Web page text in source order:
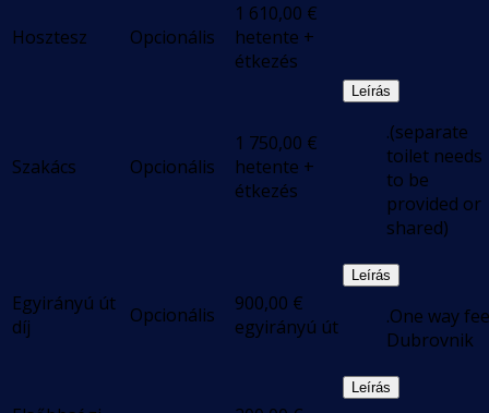
Hosztesz Opcionális
1 610,00 €
hetente +
étkezés
Szakács Opcionális
1 750,00 €
hetente +
étkezés
Leírás
.(separate
toilet needs
to be
provided or
shared)
Egyirányú út
díj
Opcionális 900,00 €
egyirányú út
Leírás
.One way fee
Dubrovnik
Leírás